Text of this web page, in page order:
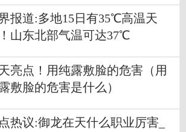
报道:多地15日有35℃高温天
山东北部气温可达37℃
亮点！用纯露敷脸的危害（用
敷脸的危害是什么）
热议:御龙在天什么职业厉害_